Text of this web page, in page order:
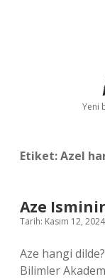
Yeni
Etiket:Azel
Aze
Tarih: Kasım 12, 2024
Aze hangi
Bilimler